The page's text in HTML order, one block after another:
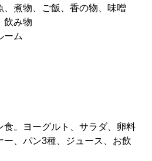
、煮物、ご飯、香の物、味噌
飲み物
ーム
食。ヨーグルト、サラダ、卵料
、パン3種、ジュース、お飲